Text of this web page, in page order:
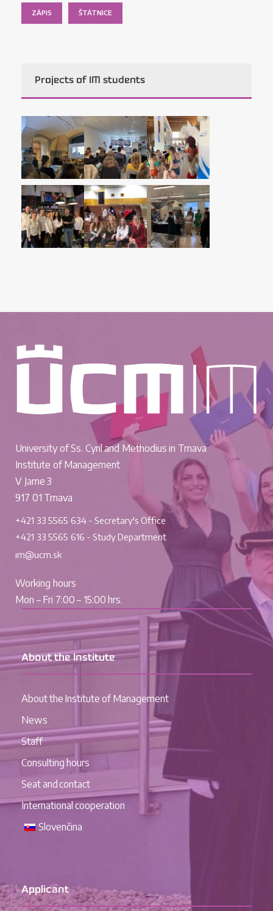
ZÁPIS ŠTÁTNICE
Projects of IM students
University of Ss. Cyril and Methodius in Trnava
Institute of Management
V Jame 3
917 01 Trnava
+421 33 5565 634 - Secretary's Office
+421 33 5565 616 - Study Department
im@ucm.sk
Working hours
Mon – Fri 7:00 – 15:00 hrs.
About the Institute
About the Institute of Management
News
Staff
Consulting hours
Seat and contact
International cooperation
Slovenčina
Applicant